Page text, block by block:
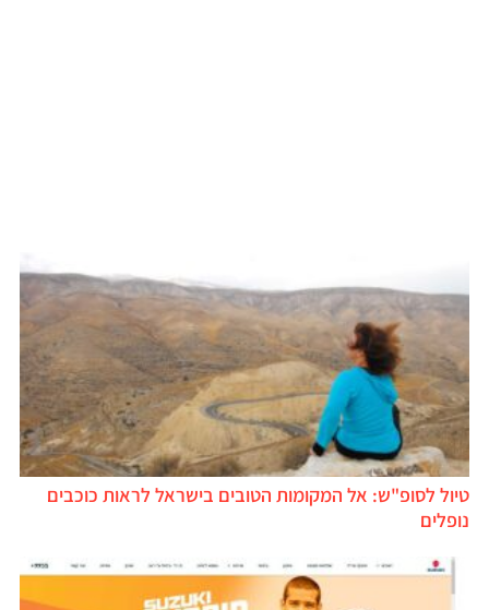
טיול לסופ"ש: אל המקומות הטובים בישראל לראות כוכבים
נופלים